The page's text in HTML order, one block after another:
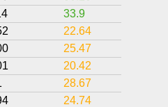
33.9
22.64
25.47
20.42
28.67
24.74